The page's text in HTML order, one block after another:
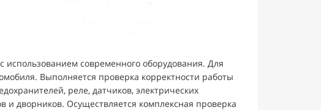
с использованием современного оборудования. Для
Выполняется проверка корректности работы
реле, датчиков, электрических
дворников. Осуществляется комплексная проверка